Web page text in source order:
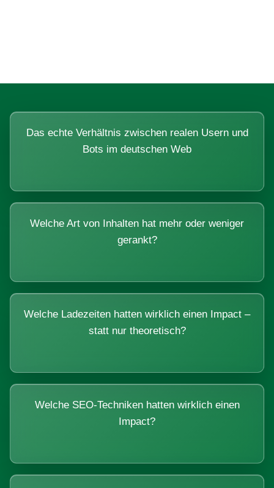
Das echte Verhältnis zwischen realen Usern und
Bots im deutschen Web
Welche Art von Inhalten hat mehr oder weniger
gerankt?
Welche Ladezeiten hatten wirklich einen Impact –
statt nur theoretisch?
Welche SEO-Techniken hatten wirklich einen
Impact?